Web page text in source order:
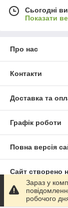
Сьогодні
Показати
Про нас
Контакти
Доставка та
Графік роботи
Повна версія
Сайт створено
Політика
Зараз у
робочого